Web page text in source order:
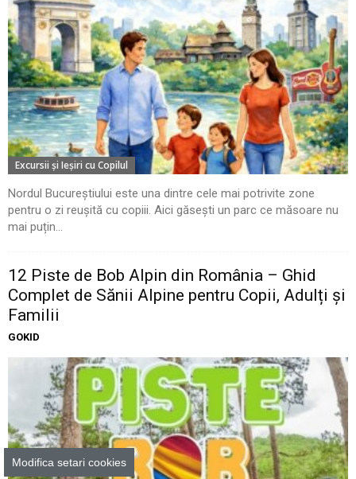
Excursii şi Ieşiri cu Copilul
Nordul Bucureștiului este una dintre cele mai potrivite zone
pentru o zi reușită cu copiii. Aici găsești un parc ce măsoare nu
mai puțin...
12 Piste de Bob Alpin din România – Ghid
Complet de Sănii Alpine pentru Copii, Adulți și
Familii
GOKID
Modifica setari cookies